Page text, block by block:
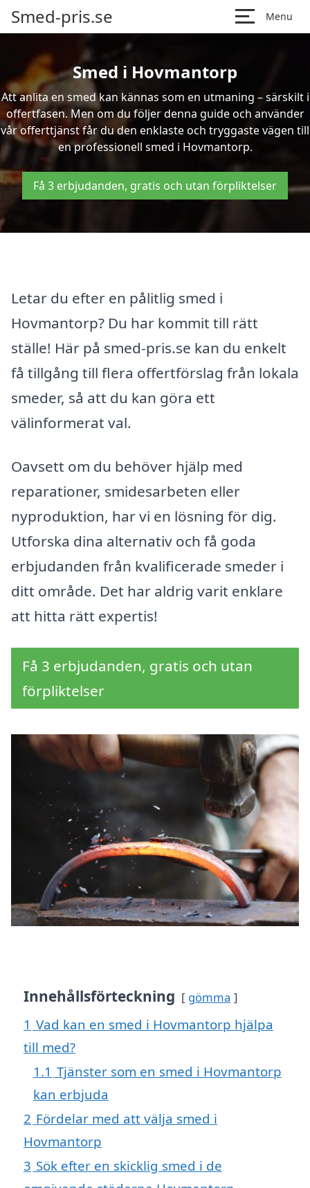
Smed-pris.se Menu
Smed i Hovmantorp
Att anlita en smed kan kännas som en utmaning – särskilt i
offertfasen. Men om du följer denna guide och använder
vår offerttjänst får du den enklaste och tryggaste vägen till
en professionell smed i Hovmantorp.
Få 3 erbjudanden, gratis och utan förpliktelser
Letar du efter en pålitlig smed i
Hovmantorp? Du har kommit till rätt
ställe! Här på smed-pris.se kan du enkelt
få tillgång till flera offertförslag från lokala
smeder, så att du kan göra ett
välinformerat val.
Oavsett om du behöver hjälp med
reparationer, smidesarbeten eller
nyproduktion, har vi en lösning för dig.
Utforska dina alternativ och få goda
erbjudanden från kvalificerade smeder i
ditt område. Det har aldrig varit enklare
att hitta rätt expertis!
Få 3 erbjudanden, gratis och utan
förpliktelser
Innehållsförteckning gömma
1 Vad kan en smed i Hovmantorp hjälpa
till med?
1.1 Tjänster som en smed i Hovmantorp
kan erbjuda
2 Fördelar med att välja smed i
Hovmantorp
3 Sök efter en skicklig smed i de